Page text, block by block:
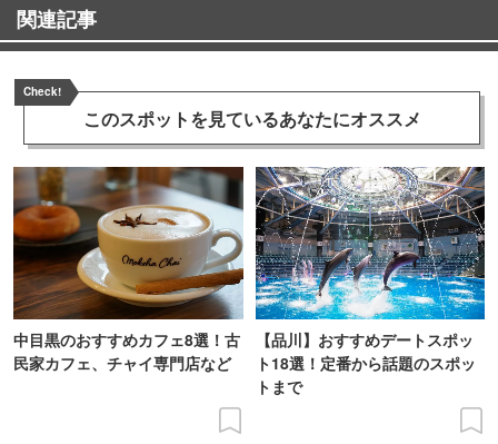
関連記事
Check!
このスポットを見ているあなたにオススメ
中目黒のおすすめカフェ8選！古
民家カフェ、チャイ専門店など
【品川】おすすめデートスポッ
ト18選！定番から話題のスポッ
トまで